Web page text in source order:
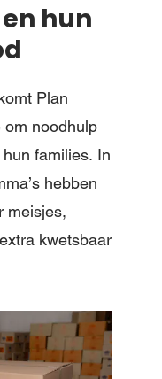
hun
Plan
om noodhulp
families. In
hebben
meisjes,
kwetsbaar